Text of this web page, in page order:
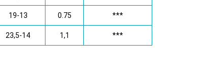
19-13 0.75 ***
23,5-14 1,1 ***